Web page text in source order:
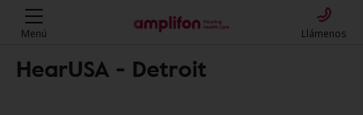
Menú Llámenos
HearUSA - Detroit